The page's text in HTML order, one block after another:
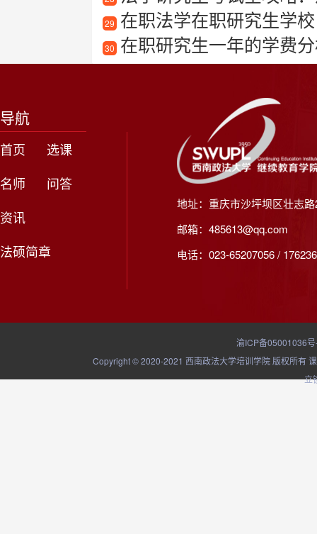
29 在职法学在职研究生学校
30 在职研究生一年的学费
导航
首页
选课
名师
问答
资讯
法硕简章
地址：重庆市沙坪坝区壮志
邮箱：485613@qq.com
电话：023-65207056 /
渝ICP备05001036
Copyright © 2020-2021 西南政法大学培训学院 版权所有
立